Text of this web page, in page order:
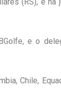
, e o
Chile,